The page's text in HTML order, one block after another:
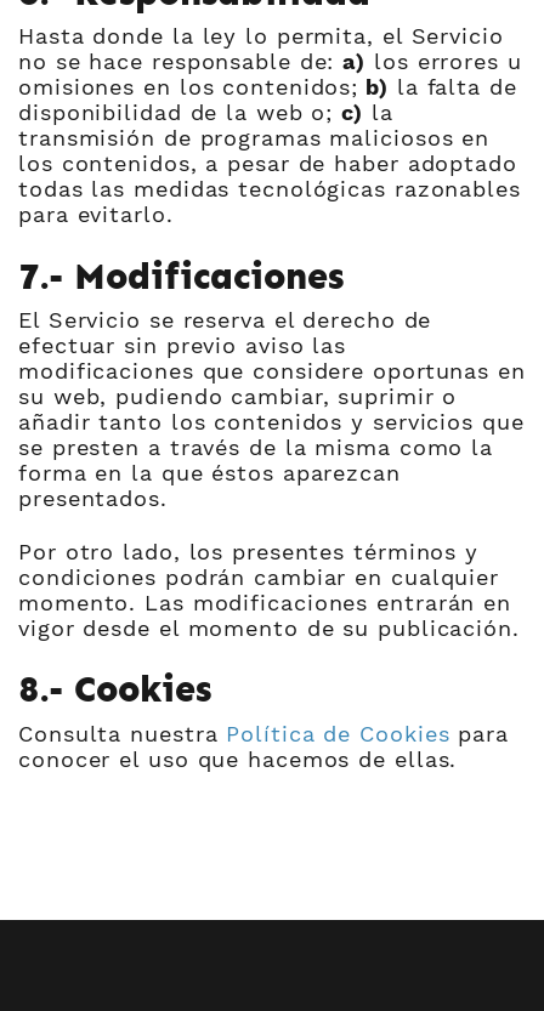
Hasta donde la ley lo permita, el Servicio
no se hace responsable de:a) los errores u
omisiones en los contenidos; b) la falta de
disponibilidad de la web o;c) la
transmisión de programas maliciosos en
los contenidos, a pesar de haber adoptado
todas las medidas tecnológicas razonables
para evitarlo.
7.- Modificaciones
El Servicio se reserva el derecho de
efectuar sin previo aviso las
modificaciones que considere oportunas en
su web, pudiendo cambiar, suprimir o
añadir tanto los contenidos y servicios que
se presten a través de la misma como la
forma en la que éstos aparezcan
presentados.
Por otro lado, los presentes términos y
condiciones podrán cambiar en cualquier
momento. Las modificaciones entrarán en
vigor desde el momento de su publicación.
8.- Cookies
Consulta nuestra Política de Cookies para
conocer el uso que hacemos de ellas.